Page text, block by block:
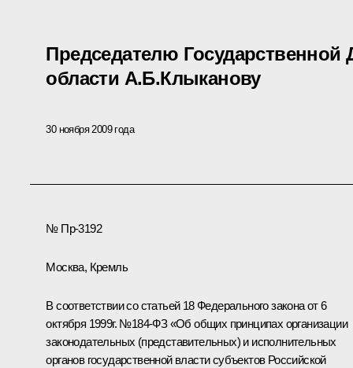
Председателю Государственной
области А.Б.Клыканову
30 ноября 2009 года
№ Пр-3192
Москва, Кремль
В соответствии со статьей 18 Федерального закона от 6
октября 1999г. №184-ФЗ «Об общих принципах организации
законодательных (представительных) и исполнительных
органов государственной власти субъектов Российской